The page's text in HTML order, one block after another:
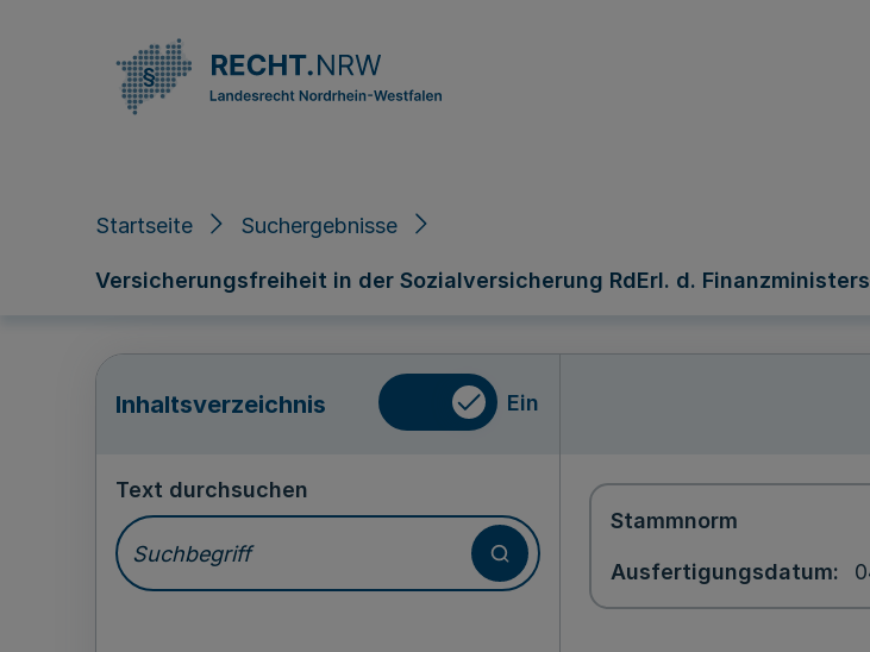
Startseite Suchergebnisse
Versicherungsfreiheit in der Sozialversicherung RdErl. d.
Inhaltsverzeichnis Ein
Text durchsuchen
Stammnorm
Ausfertigungsdatum